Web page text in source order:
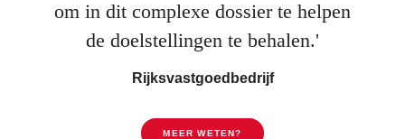
om in dit complexe dossier te helpen
de doelstellingen te behalen.'
Rijksvastgoedbedrijf
MEER WETEN?